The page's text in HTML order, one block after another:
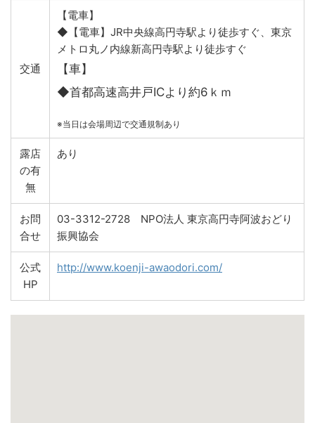
交通
【電車】
◆【電車】JR中央線高円寺駅より徒歩すぐ、東京
メトロ丸ノ内線新高円寺駅より徒歩すぐ
【車】
◆首都高速高井戸ICより約6ｋｍ
※当日は会場周辺で交通規制あり
露店
の有
無
あり
お問
合せ
03-3312-2728 NPO法人 東京高円寺阿波おどり
振興協会
公式
HP
http://www.koenji-awaodori.com/